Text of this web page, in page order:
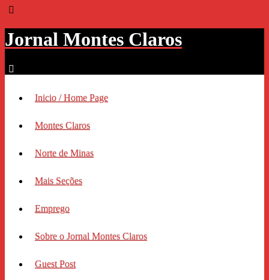
Jornal Montes Claros
Inicio / Home Page
Montes Claros
Norte de Minas
Mais Seções
Emprego
Sobre o Jornal Montes Claros
Guest Post